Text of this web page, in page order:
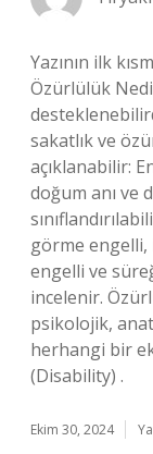
Yazının ilk
Özürlülük
sakatlık ve
açıklanabilir:
doğum anı ve
görme
engelli ve
incelenir.
psikolojik,
herhangi bir
(Disability) .
Ekim 30, 2024